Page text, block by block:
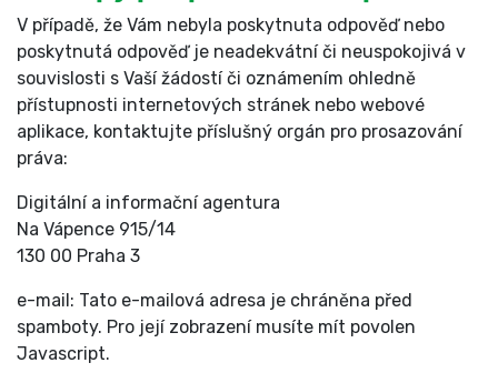
V případě, že Vám nebyla poskytnuta odpověď nebo
poskytnutá odpověď je neadekvátní či neuspokojivá v
souvislosti s Vaší žádostí či oznámením ohledně
přístupnosti internetových stránek nebo webové
aplikace, kontaktujte příslušný orgán pro prosazování
práva:
Digitální a informační agentura
Na Vápence 915/14
130 00 Praha 3
e-mail: Tato e-mailová adresa je chráněna před
spamboty. Pro její zobrazení musíte mít povolen
Javascript.